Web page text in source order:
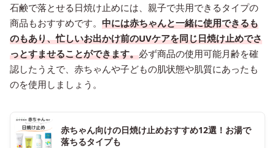
石鹸で落とせる日焼け止めには、親子で共用できるタイプの
商品もおすすめです。 中には赤ちゃんと一緒に使用できるも
のもあり、忙しいお出かけ前のUVケアを同じ日焼け止めでさ
っとすませることができます。必ず商品の使用可能月齢を確
認したうえで、赤ちゃんや子どもの肌状態や肌質にあったも
のを使用しましょう。
赤ちゃん向けの日焼け止めおすすめ12選！お湯で
落ちるタイプも